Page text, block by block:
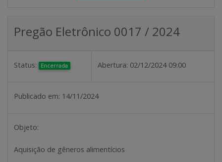
Pregão Eletrônico 0017 / 2024
Status: Encerrada Abertura: 02/12/2024 09:00
Publicado em: 14/11/2024
Objeto:
Aquisição de gêneros alimentícios